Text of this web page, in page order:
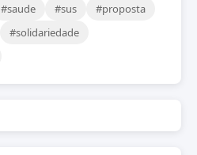
#saude #sus
#proposta
#solidariedade